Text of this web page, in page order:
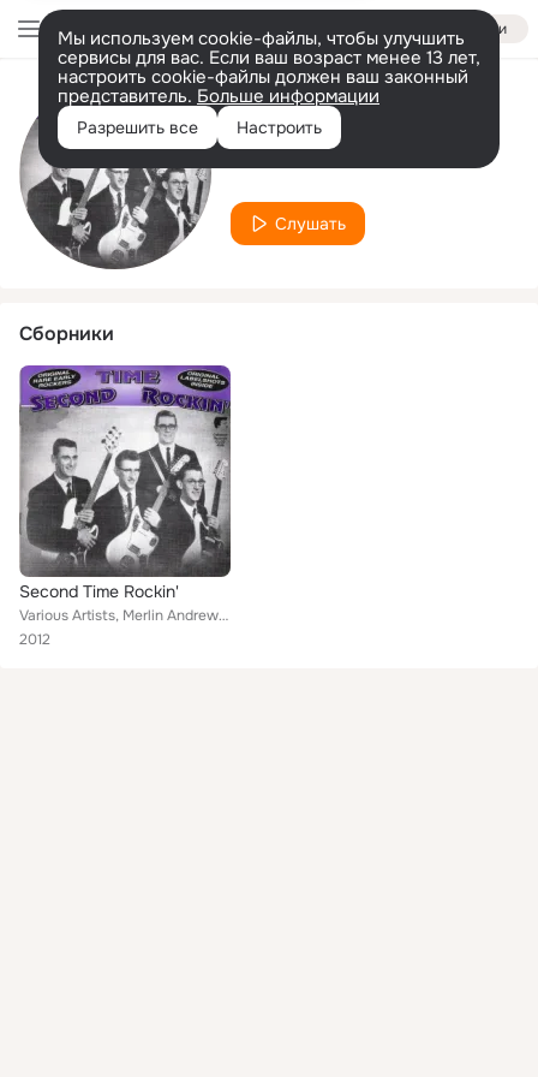
Войти
Мы используем cookie-файлы, чтобы улучшить
сервисы для вас. Если ваш возраст менее 13 лет,
настроить cookie-файлы должен ваш законный
представитель. Больше информации
Разрешить все Настроить
Исполнитель
The Starfire
Слушать
Сборники
Second Time Rockin'
Various Artists, Merlin Andrew, Joyce Paul, Darrell Lee, Billy Mache, Vernialee, Rick Tucker, MaLaine Sisters, Bob, Babette Bain...
2012